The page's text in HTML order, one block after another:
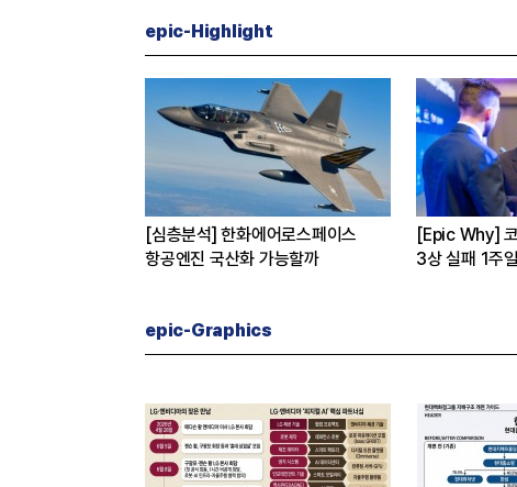
epic-Highlight
[심층분석] 한화에어로스페이스
항공엔진 국산화 가능할까
[Epic Why] 코오롱 이
3상 실패 1주일만에 티
epic-Graphics